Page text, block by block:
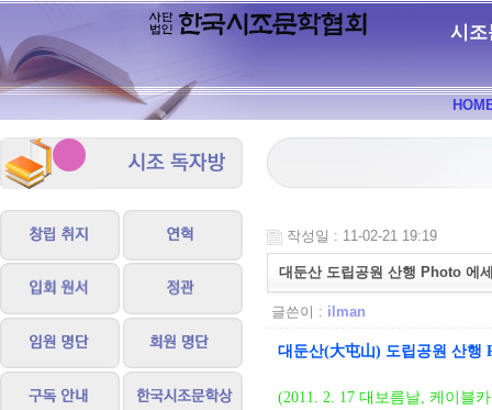
시조
작성일 : 11-02-21 19:19
대둔산 도립공원 산행 Photo 에
글쓴이 : ilman
대둔산(大屯山) 도립공원 산행
(2011. 2. 17 대보름날, 케이블